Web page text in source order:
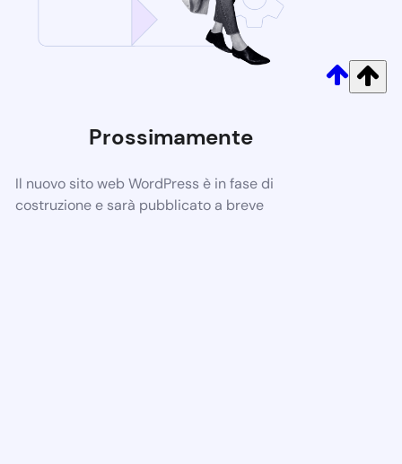
Prossimamente
Il nuovo sito web WordPress è in fase di
costruzione e sarà pubblicato a breve